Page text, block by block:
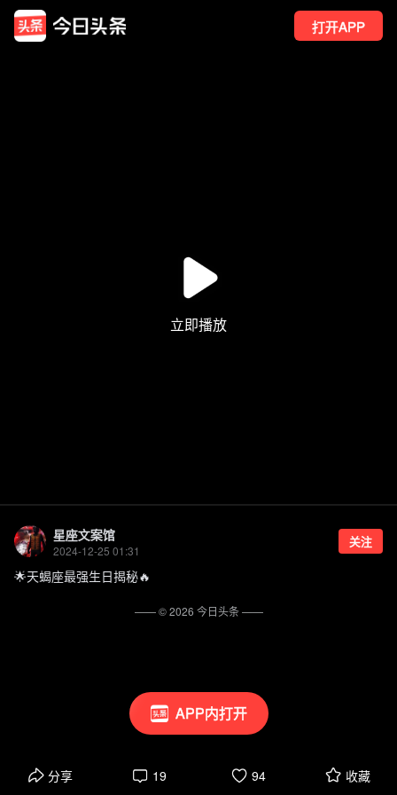
打开APP
APP内打开
星座文案馆
2024-12-25 01:31
关注
🌟天蝎座最强生日揭秘🔥
分享 19 94 收藏
—— ©2026 今日头条——